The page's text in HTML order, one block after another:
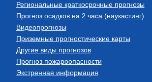
Региональные краткосрочные прогнозы
Прогноз осадков на 2 часа (наукастинг)
Видеопрогнозы
Приземные прогностические карты
Другие виды прогнозов
Прогноз пожароопасности
Экстренная информация